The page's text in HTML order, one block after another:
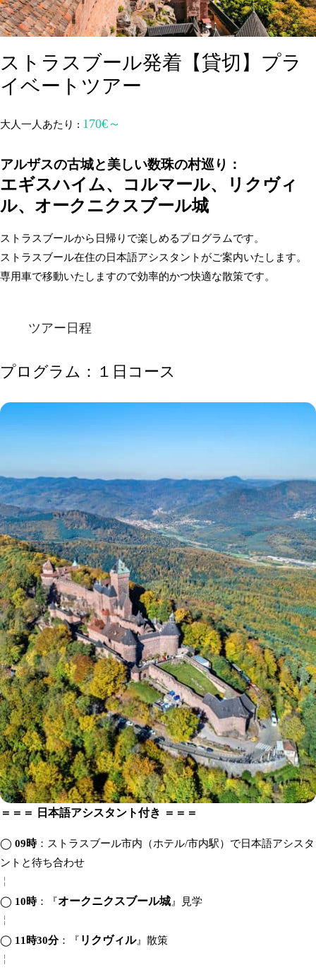
ストラスブール発着【貸切】プラ
イベートツアー
大人一人あたり : 170€～
アルザスの古城と美しい数珠の村巡り：
エギスハイム、コルマール、リクヴィ
ル、オークニクスブール城
ストラスブールから日帰りで楽しめるプログラムです。
ストラスブール在住の日本語アシスタントがご案内いたします。
専用車で移動いたしますので効率的かつ快適な散策です。
ツアー日程
プログラム：１日コース
＝＝＝ 日本語アシスタント付き ＝＝＝
◯ 09時：ストラスブール市内（ホテル/市内駅）で日本語アシスタ
ントと待ち合わせ
╎
◯ 10時：『オークニクスブール城 』見学
╎
◯ 11時30分：『 リクヴィル』散策
╎